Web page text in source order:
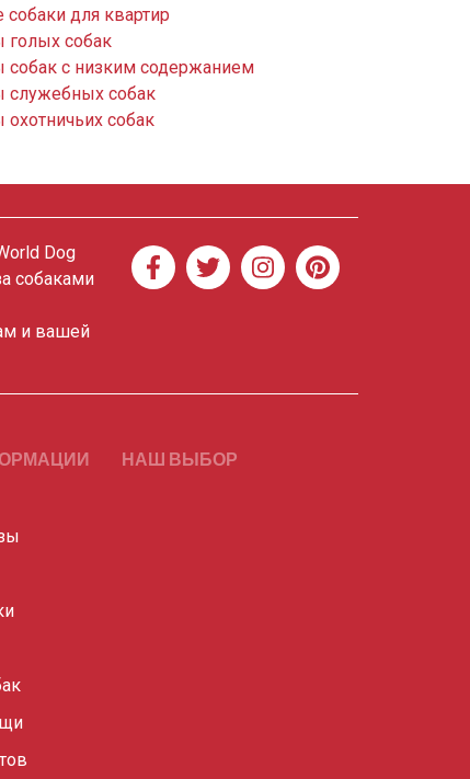
для квартир
голых собак
собак с низким содержанием
служебных собак
собак
Dog
собаками
и вашей
НАШ ВЫБОР